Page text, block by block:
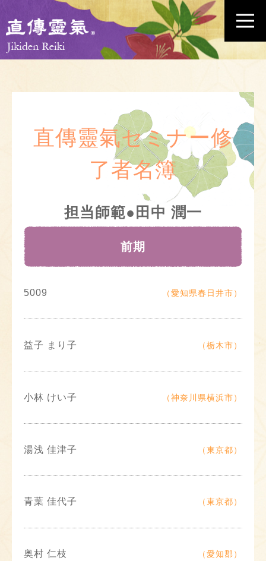
直傳靈氣セミナー修
了者名簿
担当師範●田中 潤一
前期
5009 （愛知県春日井市）
益子 まり子 （栃木市）
小林 けい子 （神奈川県横浜市）
湯浅 佳津子 （東京都）
青葉 佳代子 （東京都）
奥村 仁枝 （愛知郡）